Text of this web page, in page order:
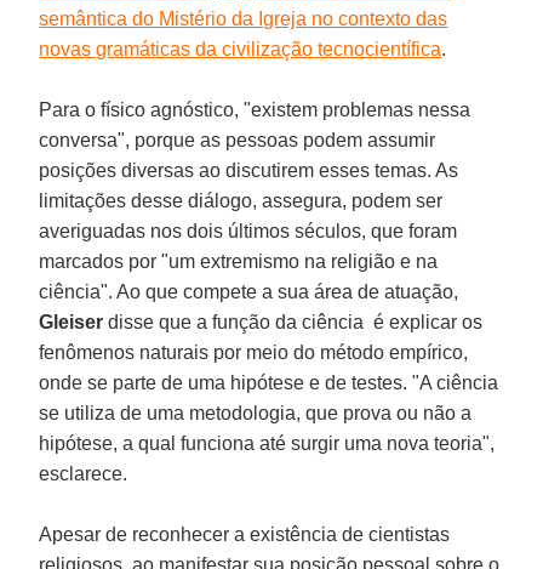
semântica do Mistério da Igreja no contexto das
novas gramáticas da civilização tecnocientífica.
Para o físico agnóstico, "existem problemas nessa
conversa", porque as pessoas podem assumir
posições diversas ao discutirem esses temas. As
limitações desse diálogo, assegura, podem ser
averiguadas nos dois últimos séculos, que foram
marcados por "um extremismo na religião e na
ciência". Ao que compete a sua área de atuação,
Gleiserdisse que a função da ciência é explicar os
fenômenos naturais por meio do método empírico,
onde se parte de uma hipótese e de testes. "A ciência
se utiliza de uma metodologia, que prova ou não a
hipótese, a qual funciona até surgir uma nova teoria",
esclarece.
Apesar de reconhecer a existência de cientistas
religiosos, ao manifestar sua posição pessoal sobre o